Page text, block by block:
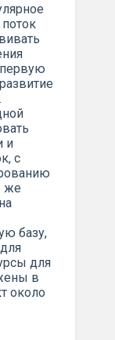
и
с
же
базу,
для
в
около